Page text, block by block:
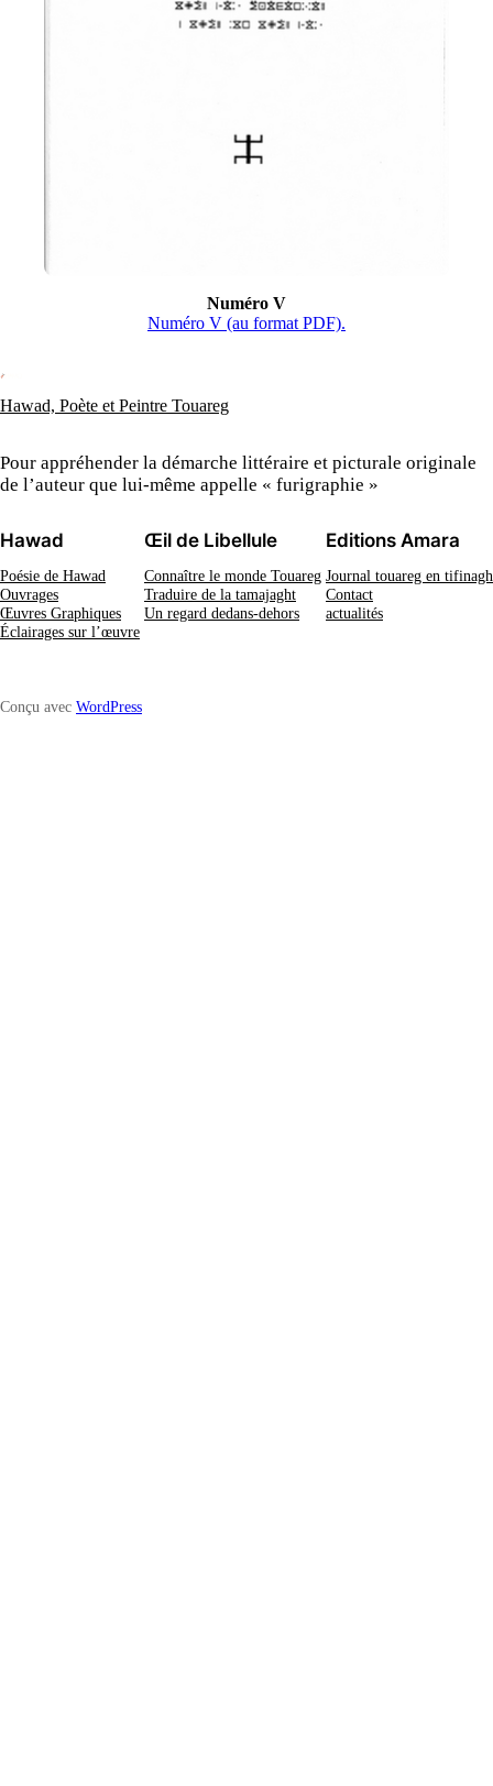
Numéro V
Numéro V (au format PDF).
Hawad, Poète et Peintre Touareg
Pour appréhender la démarche littéraire et picturale originale
de l’auteur que lui-même appelle « furigraphie »
Hawad
Poésie de Hawad
Ouvrages
Œuvres Graphiques
Éclairages sur l’œuvre
Œil de Libellule
Connaître le monde Touareg
Traduire de la tamajaght
Un regard dedans-dehors
Editions Amara
Journal touareg en tifinagh
Contact
actualités
Conçu avec WordPress